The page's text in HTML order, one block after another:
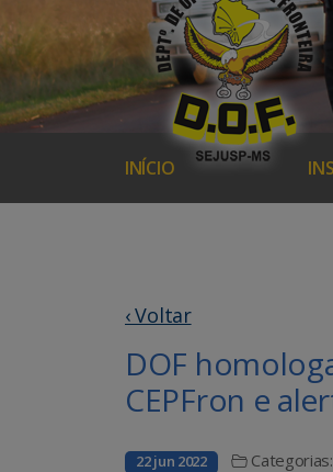
INÍCIO
‹ Voltar
DOF
CEPFron e
22 jun 2022 Categorias: